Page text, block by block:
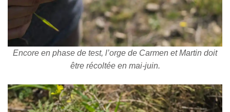
Encore en phase de test, l’orge de Carmen et Martin doit
être récoltée en mai-juin.